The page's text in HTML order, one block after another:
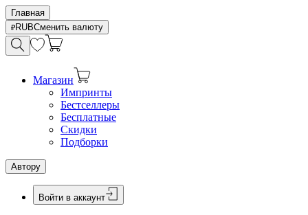
Главная
RUBСменить валюту
Магазин
Импринты
Бестселлеры
Бесплатные
Скидки
Подборки
Автору
Войти в аккаунт